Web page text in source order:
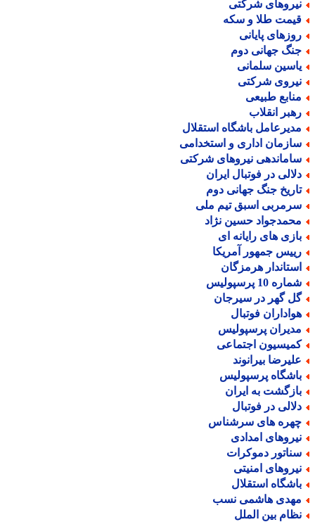
شرکتی
طلا و سکه
پایانی
جهانی دوم
سلمانی
شرکتی
طبیعی
انقلاب
باشگاه استقلال
اداری و استخدامی
نیروهای شرکتی
در فوتبال ایران
جنگ جهانی دوم
اسبق تیم ملی
حسین نژاد
های رایانه ای
جمهور آمریکا
هرمزگان
10 پرسپولیس
گهر در سیرجان
فوتبال
پرسپولیس
اجتماعی
بیرانوند
پرسپولیس
به ایران
در فوتبال
های سرشناس
امدادی
دموکرات
امنیتی
استقلال
هاشمی نسب
بین الملل